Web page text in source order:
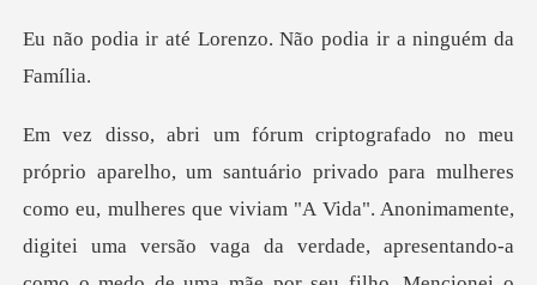
orenzo. Não podia ir
como eu, mulheres que viviam "A Vida". Anonimamente,
digitei uma versão vaga da verdade, apresentando-